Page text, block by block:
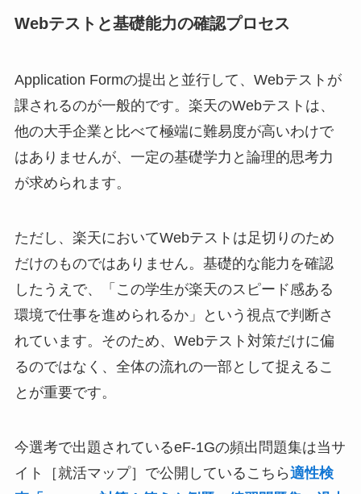
Webテストと基礎能力の確認プロセス
Application Formの提出と並行して、Webテストが
課されるのが一般的です。楽天のWebテストは、
他の大手企業と比べて極端に難易度が高いわけで
はありませんが、一定の基礎学力と論理的思考力
が求められます。
ただし、楽天においてWebテストは足切りのため
だけのものではありません。基礎的な能力を確認
したうえで、「この学生が楽天のスピード感ある
環境で仕事を進められるか」という視点で判断さ
れています。そのため、Webテスト対策だけに偏
るのではなく、全体の流れの一部として捉えるこ
とが重要です。
今選考で出題されているeF-1Gの頻出問題集は当サ
イト［就活マップ］で公開しているこちら適性検